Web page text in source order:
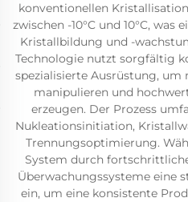
konventionellen
zwischen -10°C und 10°C,
Kristallbildung und -
Technologie nutzt sorgfältig
spezialisierte Ausrüstung, um
manipulieren und
erzeugen. Der Prozess
Nukleationsinitiation,
Trennungsoptimierung.
System durch
Überwachungssysteme eine
ein, um eine konsistente